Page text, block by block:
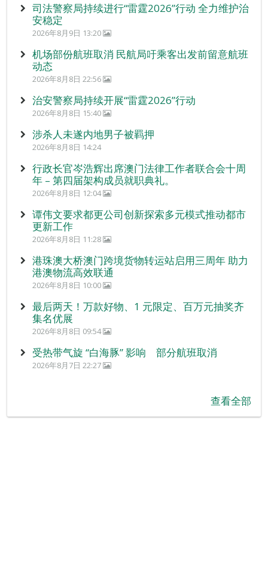
司法警察局持续进行“雷霆2026”行动 全力维护治
安稳定
2026年8月9日 13:20
机场部份航班取消 民航局吁乘客出发前留意航班
动态
2026年8月8日 22:56
治安警察局持续开展“雷霆2026”行动
2026年8月8日 15:40
涉杀人未遂内地男子被羁押
2026年8月8日 14:24
行政长官岑浩辉出席澳门法律工作者联合会十周
年 – 第四届架构成员就职典礼。
2026年8月8日 12:04
谭伟文要求都更公司创新探索多元模式推动都市
更新工作
2026年8月8日 11:28
港珠澳大桥澳门跨境货物转运站启用三周年 助力
港澳物流高效联通
2026年8月8日 10:00
最后两天！万款好物、1 元限定、百万元抽奖齐
集名优展
2026年8月8日 09:54
受热带气旋 “白海豚” 影响 部分航班取消
2026年8月7日 22:27
查看全部